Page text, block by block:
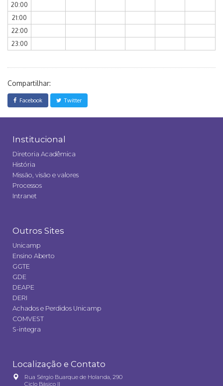
20:00
21:00
22:00
23:00
Compartilhar:
Facebook Twitter
Institucional
Diretoria Acadêmica
História
Missão, visão e valores
Processos
Intranet
Outros Sites
Unicamp
Ensino Aberto
GGTE
GDE
DEAPE
DERI
Achados e Perdidos Unicamp
COMVEST
S-integra
Localização e Contato
Rua Sérgio Buarque de Holanda, 290
Ciclo Básico II